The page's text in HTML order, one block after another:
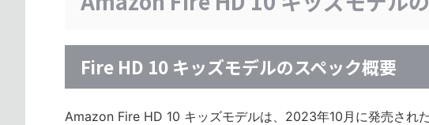
Fire HD 10 キッズモデルのスペック概要
Amazon Fire HD 10 キッズモデルは、2023年10月に発売され